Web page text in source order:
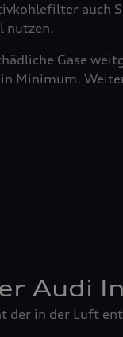
auch
nutzen.
Gase
Minimum.
Audi
der in der Luft